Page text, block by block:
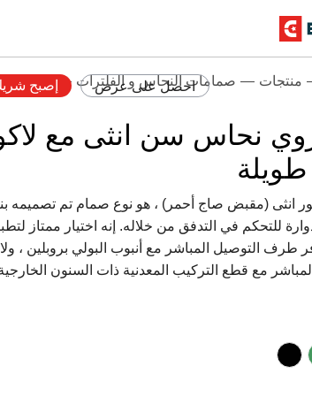
إصبح احصل على عرض منتجات صمامات النحاس و الفلترات صمامات
نحاس سن انثى مع
طويلة
انثى (مقبض صاج أحمر) ، هو نوع صمام تم تصميمه
للتحكم في التدفق من خلاله. إنه اختيار ممتاز
طرف التوصيل المباشر مع أنبوب البولي بروبلين ،
المباشر مع قطع التركيب المعدنية ذات السنون